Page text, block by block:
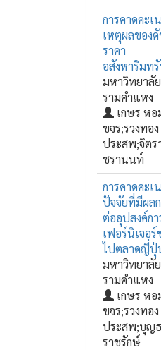
การคาดคะเ
เหตุผลของ
ราคา
อสังหาริมท
มหาวิทยาลัย
รามคำแหง
เกษร หอ
ขจร;รวงทอ
ประสพ;จิตร
ชรานนท์
การคาดคะเ
ปัจจัยที่มีผล
ต่ออุปสงค์กา
เฟอร์นิเจอร์
ไปตลาดญี่ปุ่
มหาวิทยาลัย
รามคำแหง
เกษร หอ
ขจร;รวงทอ
ประสพ;บุญ
ราชรักษ์